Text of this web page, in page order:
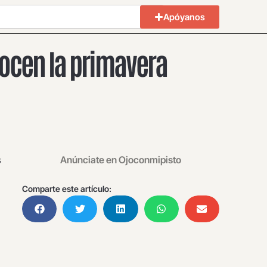
Apóyanos
la primavera
Anúnciate en Ojoconmipisto
Comparte este artículo: